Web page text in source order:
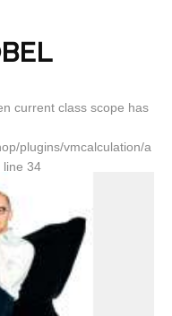
current class scope has
plugins/vmcalculation/a
line 34